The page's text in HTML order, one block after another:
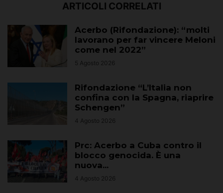
ARTICOLI CORRELATI
Acerbo (Rifondazione): “molti
lavorano per far vincere Meloni
come nel 2022”
5 Agosto 2026
Rifondazione “L’Italia non
confina con la Spagna, riaprire
Schengen”
4 Agosto 2026
Prc: Acerbo a Cuba contro il
blocco genocida. È una
nuova...
4 Agosto 2026